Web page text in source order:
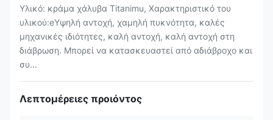
Υλικό: κράμα χάλυβα Titanimu, Χαρακτηριστικό του
υλικού:eΥψηλή αντοχή, χαμηλή πυκνότητα, καλές
μηχανικές ιδιότητες, καλή αντοχή, καλή αντοχή στη
διάβρωση. Μπορεί να κατασκευαστεί από αδιάβροχο και
συ...
Λεπτομέρειες προιόντος